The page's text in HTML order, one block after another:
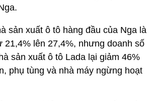
sản xuất ô tô hàng đầu của Nga là
21,4% lên 27,4%, nhưng doanh số
sản xuất ô tô Lada lại giảm 46%
phụ tùng và nhà máy ngừng hoạt